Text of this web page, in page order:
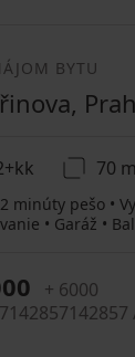
BYTU
70
minúty pešo •
• Garáž •
+ 6000